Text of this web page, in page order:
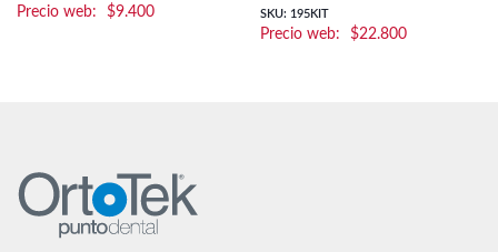
$9.400 SKU: 195KIT
$22.800